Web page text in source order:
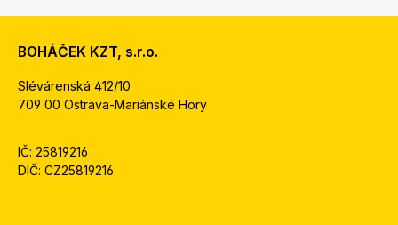
BOHÁČEK KZT, s.r.o.
Slévárenská 412/10
709 00 Ostrava-Mariánské Hory
IČ: 25819216
DIČ: CZ25819216